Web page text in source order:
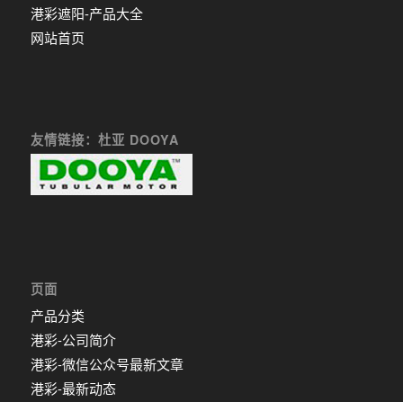
港彩遮阳-产品大全
网站首页
友情链接：杜亚 DOOYA
页面
产品分类
港彩-公司简介
港彩-微信公众号最新文章
港彩-最新动态